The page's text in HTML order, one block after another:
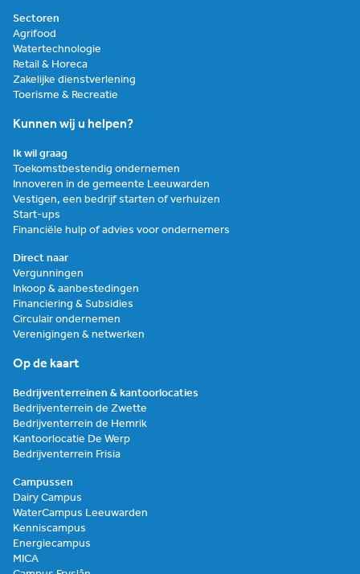
Sectoren
Agrifood
Watertechnologie
Retail & Horeca
Zakelijke dienstverlening
Toerisme & Recreatie
Kunnen wij u helpen?
Ik wil graag
Toekomstbestendig ondernemen
Innoveren in de gemeente Leeuwarden
Vestigen, een bedrijf starten of verhuizen
Start-ups
Financiële hulp of advies voor ondernemers
Direct naar
Vergunningen
Inkoop & aanbestedingen
Financiering & Subsidies
Circulair ondernemen
Verenigingen & netwerken
Op de kaart
Bedrijventerreinen & kantoorlocaties
Bedrijventerrein de Zwette
Bedrijventerrein de Hemrik
Kantoorlocatie De Werp
Bedrijventerrein Frisia
Campussen
Dairy Campus
WaterCampus Leeuwarden
Kenniscampus
Energiecampus
MICA